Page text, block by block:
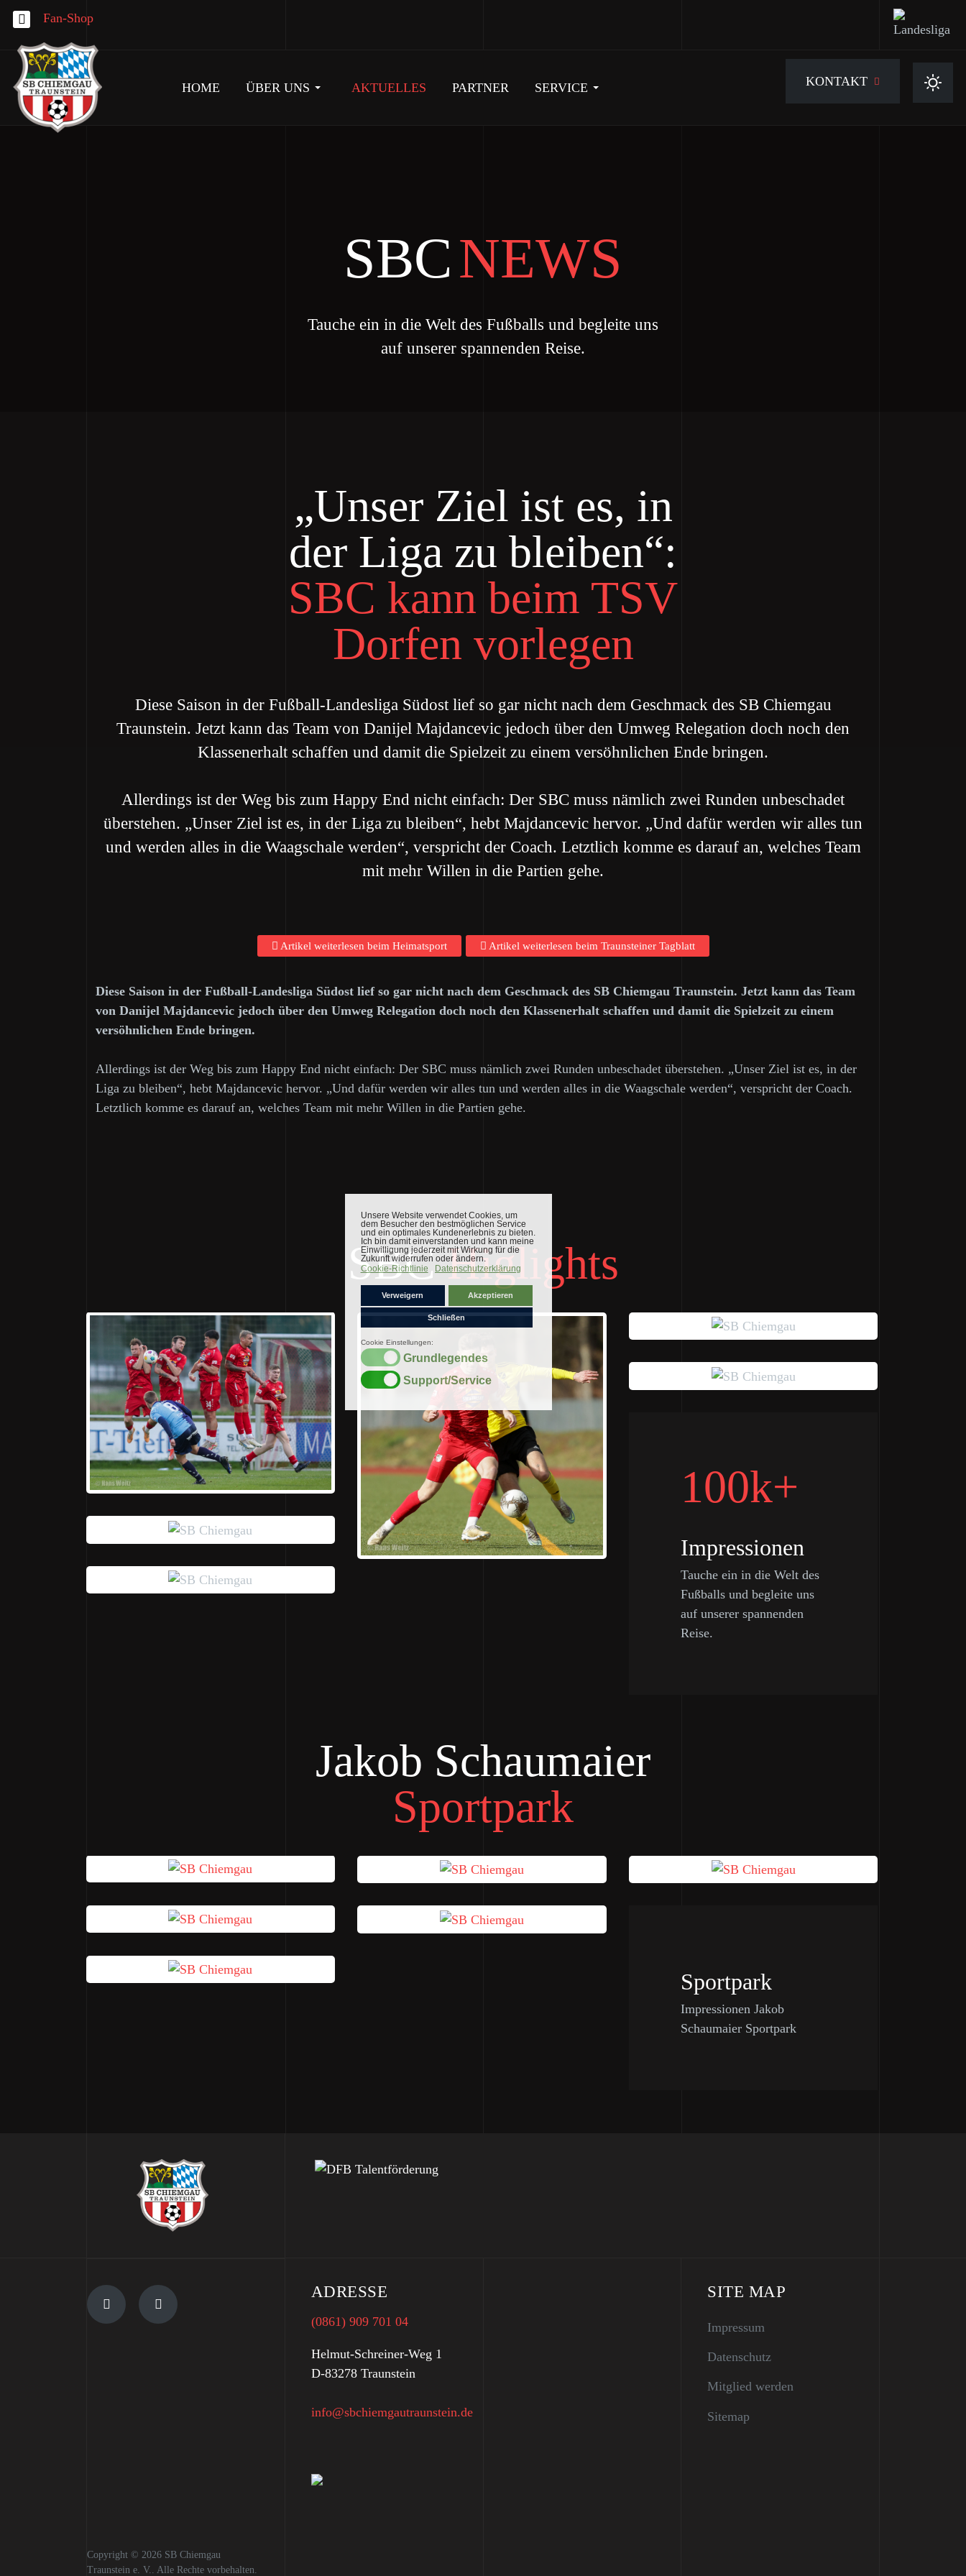
Fan-Shop
HOME ÜBER UNS AKTUELLES PARTNER SERVICE KONTAKT
SBCNEWS
Tauche ein in die Welt des Fußballs und begleite uns
auf unserer spannenden Reise.
„Unser Ziel ist es, in
der Liga zu bleiben“:
SBC kann beim TSV
Dorfen vorlegen
Diese Saison in der Fußball-Landesliga Südost lief so gar nicht nach dem Geschmack des SB Chiemgau
Traunstein. Jetzt kann das Team von Danijel Majdancevic jedoch über den Umweg Relegation doch noch den
Klassenerhalt schaffen und damit die Spielzeit zu einem versöhnlichen Ende bringen.
Allerdings ist der Weg bis zum Happy End nicht einfach: Der SBC muss nämlich zwei Runden unbeschadet
überstehen. „Unser Ziel ist es, in der Liga zu bleiben“, hebt Majdancevic hervor. „Und dafür werden wir alles tun
und werden alles in die Waagschale werden“, verspricht der Coach. Letztlich komme es darauf an, welches Team
mit mehr Willen in die Partien gehe.
Artikel weiterlesen beim Heimatsport Artikel weiterlesen beim Traunsteiner Tagblatt
Diese Saison in der Fußball-Landesliga Südost lief so gar nicht nach dem Geschmack des SB Chiemgau Traunstein. Jetzt kann das Team
von Danijel Majdancevic jedoch über den Umweg Relegation doch noch den Klassenerhalt schaffen und damit die Spielzeit zu einem
versöhnlichen Ende bringen.
Allerdings ist der Weg bis zum Happy End nicht einfach: Der SBC muss nämlich zwei Runden unbeschadet überstehen. „Unser Ziel ist es, in der
Liga zu bleiben“, hebt Majdancevic hervor. „Und dafür werden wir alles tun und werden alles in die Waagschale werden“, verspricht der Coach.
Letztlich komme es darauf an, welches Team mit mehr Willen in die Partien gehe.
SBCHiglights
100k+
Impressionen
Tauche ein in die Welt des
Fußballs und begleite uns
auf unserer spannenden
Reise.
Jakob Schaumaier
Sportpark
Sportpark
Impressionen Jakob
Schaumaier Sportpark
Copyright © 2026 SB Chiemgau
Traunstein e. V.. Alle Rechte vorbehalten.
ADRESSE
(0861) 909 701 04
Helmut-Schreiner-Weg 1
D-83278 Traunstein
info@sbchiemgautraunstein.de
SITE MAP
Impressum
Datenschutz
Mitglied werden
Sitemap